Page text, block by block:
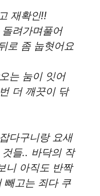
재확인!!
려가며풀어
로 좀 눕혓어요
는 눔이 잇어
더 깨끗이 닦
다구니랑 요새
들.. 바닥의 작
니 아직도 반짝
빼고는 죄다 쿠